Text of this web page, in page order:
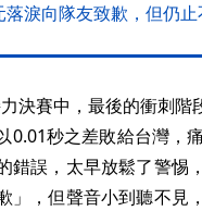
淚向隊友致歉，但仍止
決賽中，最後的衝刺階
0.01秒之差敗給台灣，
錯誤，太早放鬆了警惕
」，但聲音小到聽不見